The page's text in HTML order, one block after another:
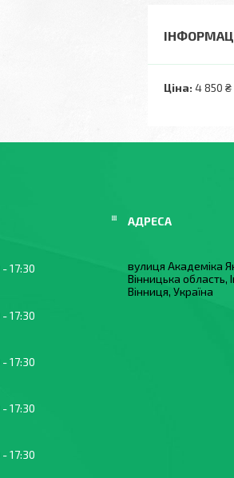
Ціна: 4 850 ₴
17:30
17:30
17:30
17:30
17:30
вулиця Академіка
Вінницька область,
Вінниця, Україна